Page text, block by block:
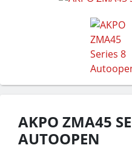
AKPO ZMA45
AUTOOPEN